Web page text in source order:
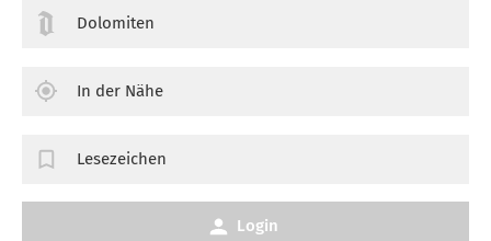
Dolomiten
In der Nähe
Lesezeichen
Login